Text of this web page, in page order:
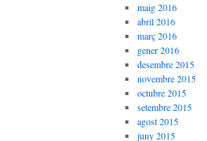
maig 2016
abril 2016
març 2016
gener 2016
desembre 2015
novembre 2015
octubre 2015
setembre 2015
agost 2015
juny 2015